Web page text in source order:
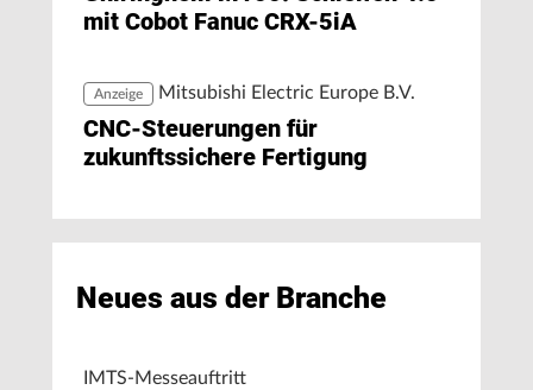
mit Cobot Fanuc CRX-5iA
Anzeige Mitsubishi Electric Europe B.V.
CNC-Steuerungen für
zukunftssichere Fertigung
Neues aus der Branche
IMTS-Messeauftritt